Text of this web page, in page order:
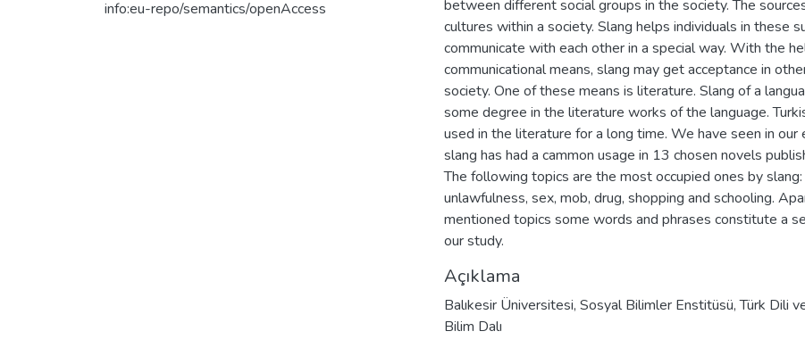
info:eu-repo/semantics/openAccess
between different social groups in the society. The
cultures within a society. Slang helps individuals in these
communicate with each other in a special way. With the
communicational means, slang may get acceptance in
society. One of these means is literature. Slang of a
some degree in the literature works of the language.
used in the literature for a long time. We have seen in our
slang has had a cammon usage in 13 chosen novels
The following topics are the most occupied ones by slang:
unlawfulness, sex, mob, drug, shopping and schooling.
mentioned topics some words and phrases constitute a
our study.
Açıklama
Balıkesir Üniversitesi, Sosyal Bilimler Enstitüsü, Türk Dili
Bilim Dalı